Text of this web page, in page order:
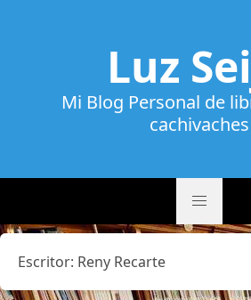
Luz
Mi Blog Personal de
cachivaches
Escritor: Reny Recarte